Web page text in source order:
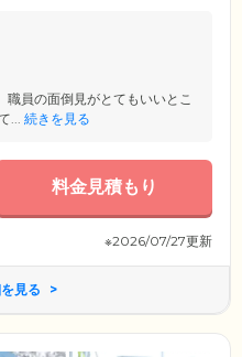
員の面倒見がとてもいいとこ
... 続きを見る
料金見積もり
※2026/07/27更新
見る